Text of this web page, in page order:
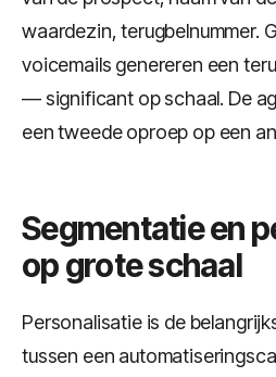
waardezin, terugbelnummer.
voicemails genereren een
— significant op schaal. De
een tweede oproep op een
Segmentatie en
op grote schaal
Personalisatie is de
tussen een